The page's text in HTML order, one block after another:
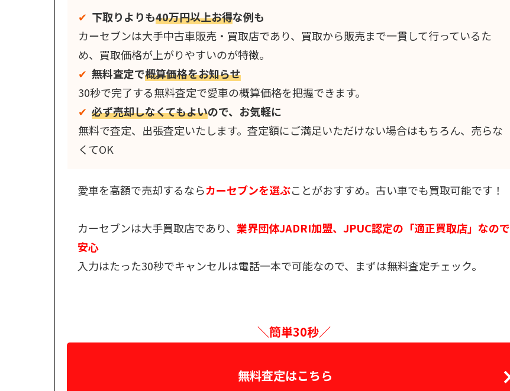
✔︎ 下取りよりも40万円以上お得な例も
カーセブンは大手中古車販売・買取店であり、買取から販売まで一貫して行っているた
め、買取価格が上がりやすいのが特徴。
✔︎ 無料査定で概算価格をお知らせ
30秒で完了する無料査定で愛車の概算価格を把握できます。
✔︎ 必ず売却しなくてもよいので、お気軽に
無料で査定、出張査定いたします。査定額にご満足いただけない場合はもちろん、売らな
くてOK
愛車を高額で売却するならカーセブンを選ぶことがおすすめ。古い車でも買取可能です！
カーセブンは大手買取店であり、 業界団体JADRI加盟、JPUC認定の「適正買取店」なので
安心
入力はたった30秒でキャンセルは電話一本で可能なので、まずは無料査定チェック。
＼簡単30秒／
無料査定はこちら